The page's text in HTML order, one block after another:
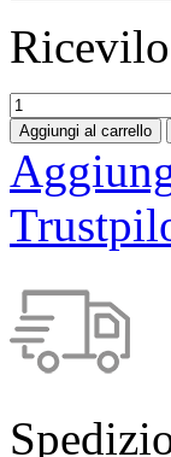
Aggiungi al carrello